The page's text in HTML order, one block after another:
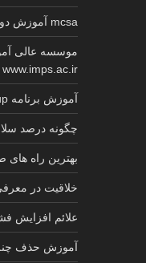
mcsa آموزش دوره کامل گواهینامه معتبر مایکروسافت
موسسه عالی
www.imps.ac.ir
آموزش برنامه sketchup کابینت 2025
چگونه درصد
بهترین راه
خلاقیت در
علائم افزایش
آموزش حذف